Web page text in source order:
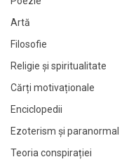
Artă
Filosofie
Religie și spiritualitate
Cărți motivaționale
Enciclopedii
Ezoterism și paranormal
Teoria conspirației